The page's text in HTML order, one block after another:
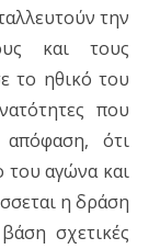
την
και τους
το ηθικό του
που
ότι
του αγώνα και
η δράση
σχετικές